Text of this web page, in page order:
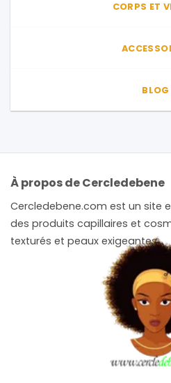
CORPS ET
BLOG
À propos de Cercledebene
Cercledebene.com est un site
des produits capillaires et
texturés et peaux exigeantes.